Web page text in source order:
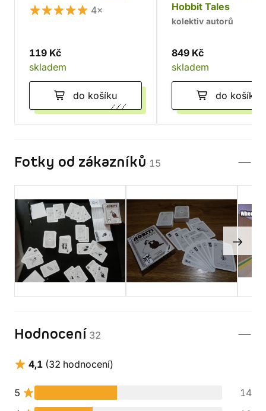
4×
119 Kč
skladem
do košíku
Hobbit Tales
kolektiv autorů
849 Kč
skladem
do košíku
Fotky od zákazníků 15
Hodnocení 32
4,1 (32 hodnocení)
5
14